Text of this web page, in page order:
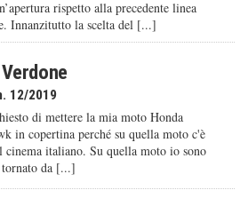
rispetto alla precedente linea
Innanzitutto la scelta del [...]
12/2019
di mettere la mia moto Honda
in copertina perché su quella moto c'è
cinema italiano. Su quella moto io sono
tornato da [...]